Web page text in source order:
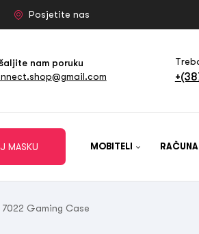
Posjetite nas
nam poruku
MASKU MOBITELI
Gaming Case